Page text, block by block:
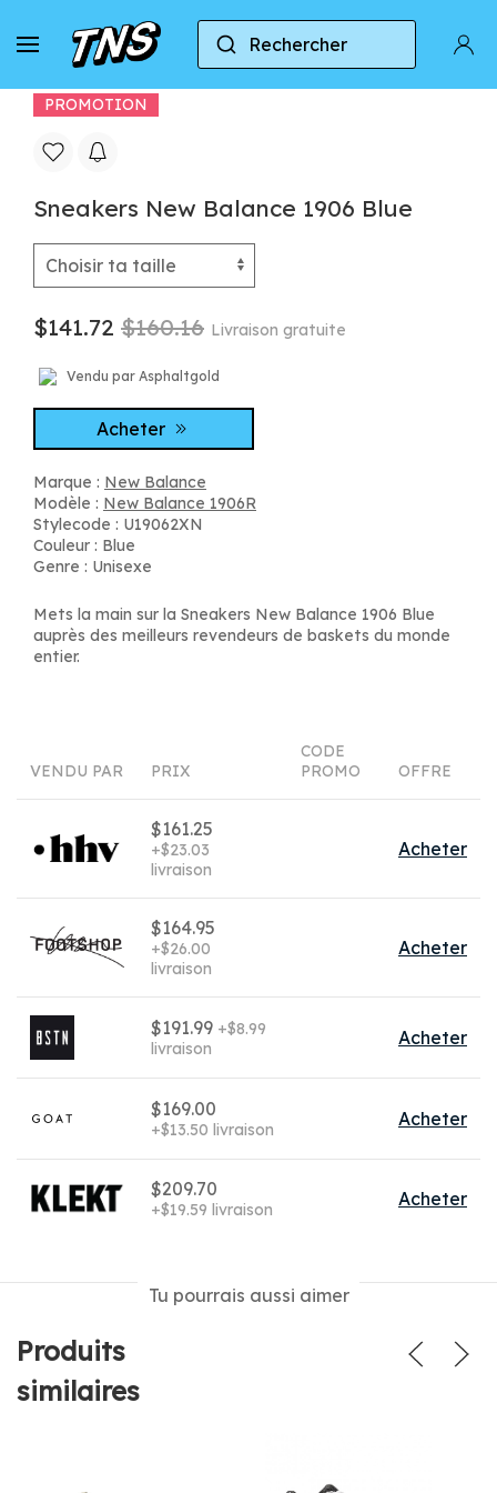
Rechercher
Accueil New Balance New Balance 1906R
PROMOTION
Sneakers New Balance 1906 Blue
$141.72 $160.16 Livraison gratuite
Vendu par Asphaltgold
Acheter
Marque : New Balance
Modèle : New Balance 1906R
Stylecode : U19062XN
Couleur : Blue
Genre : Unisexe
Mets la main sur la Sneakers New Balance 1906 Blue
auprès des meilleurs revendeurs de baskets du monde
entier.
VENDU PAR PRIX
CODE
PROMO
OFFRE
$161.25
+$23.03
livraison
Acheter
$164.95
+$26.00
livraison
Acheter
$191.99 +$8.99
livraison
Acheter
$169.00
+$13.50 livraison Acheter
$209.70
+$19.59 livraison Acheter
Tu pourrais aussi aimer
Produits
similaires